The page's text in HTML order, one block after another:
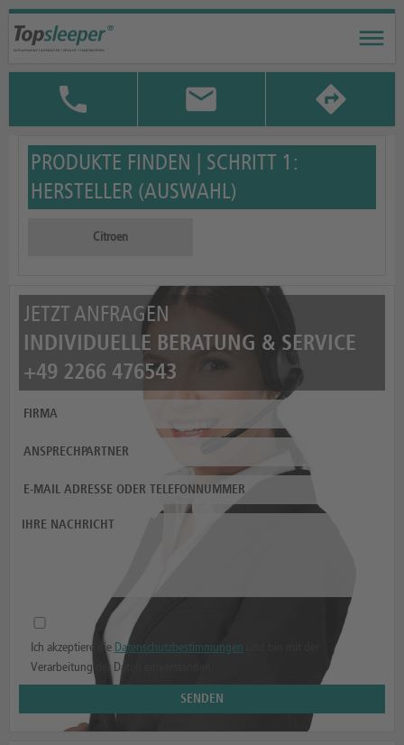
PRODUKTE FINDEN | SCHRITT 1:
HERSTELLER (AUSWAHL)
Citroen
JETZT ANFRAGEN
INDIVIDUELLE BERATUNG & SERVICE
+49 2266 476543
Ich akzeptiere die Datenschutzbestimmungen
Verarbeitung der Daten einverstanden.